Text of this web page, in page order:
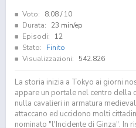
Voto: 8.08/ 10
Durata:
23 min/ep
Episodi:
12
Stato:
Finito
Visualizzazioni:
542.826
La storia inizia a Tokyo ai giorni
appare un portale nel centro della
nulla cavalieri in armatura
attaccano ed uccidono molti
nominato "l'Incidente di Ginza". In